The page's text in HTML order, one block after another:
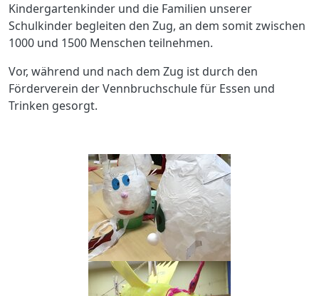
Kindergartenkinder und die Familien unserer
Schulkinder begleiten den Zug, an dem somit zwischen
1000 und 1500 Menschen teilnehmen.
Vor, während und nach dem Zug ist durch den
Förderverein der Vennbruchschule für Essen und
Trinken gesorgt.